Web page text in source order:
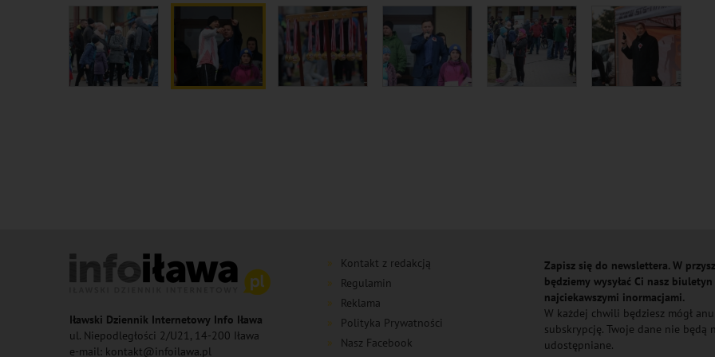
Iławski Dziennik Internetowy Info Iława
ul. Niepodległości 2/U21, 14-200 Iława
e-mail: kontakt@infoilawa.pl
Kontakt z redakcją
Regulamin
Reklama
Polityka Prywatności
Nasz Facebook
Zapisz się do newslettera. W
będziemy wysyłać Ci nasz biuletyn
najciekawszymi inormacjami.
W każdej chwili będziesz mógł
subskrypcję. Twoje dane nie będą
udostępniane.